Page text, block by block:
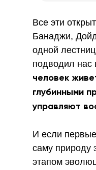
Все эти
Банаджи,
одной
подводил нас
человек
глубинными
управляют
И если
саму природу
этапом